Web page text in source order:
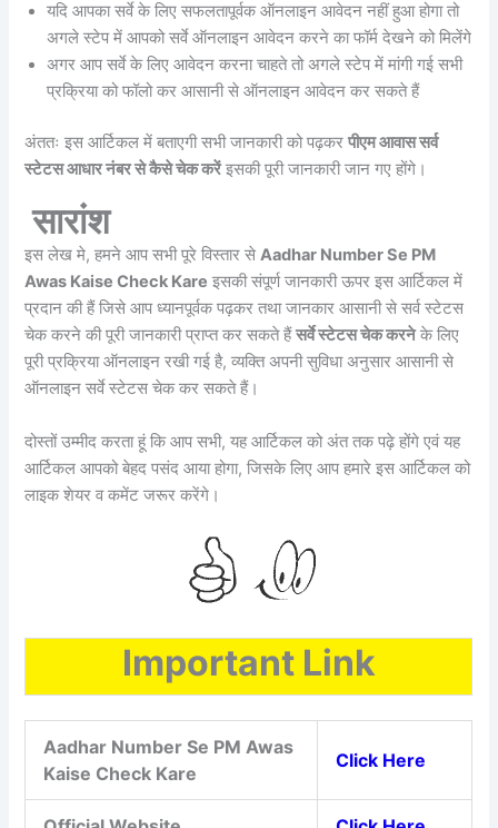
यदि आपका सर्वे के लिए सफलतापूर्वक ऑनलाइन आवेदन नहीं हुआ होगा तो
अगले स्टेप में आपको सर्वे ऑनलाइन आवेदन करने का फॉर्म देखने को मिलेंगे
अगर आप सर्वे के लिए आवेदन करना चाहते तो अगले स्टेप में मांगी गई सभी
प्रक्रिया को फॉलो कर आसानी से ऑनलाइन आवेदन कर सकते हैं
अंततः इस आर्टिकल में बताएगी सभी जानकारी को पढ़करपीएम आवास सर्व
स्टेटस आधार नंबर से कैसे चेक करेंइसकी पूरी जानकारी जान गए होंगे।
सारांश
इस लेख मे, हमने आप सभी पूरे विस्तार सेAadhar Number Se PM
Awas Kaise Check Kare इसकी संपूर्ण जानकारी ऊपर इस आर्टिकल में
प्रदान की हैं जिसे आप ध्यानपूर्वक पढ़कर तथा जानकार आसानी से सर्व स्टेटस
चेक करने की पूरी जानकारी प्राप्त कर सकते हैंसर्वे स्टेटस चेक करनेके लिए
पूरी प्रक्रिया ऑनलाइन रखी गई है, व्यक्ति अपनी सुविधा अनुसार आसानी से
ऑनलाइन सर्वे स्टेटस चेक कर सकते हैं।
दोस्तों उम्मीद करता हूं कि आप सभी, यह आर्टिकल को अंत तक पढ़े होंगे एवं यह
आर्टिकल आपको बेहद पसंद आया होगा, जिसके लिए आप हमारे इस आर्टिकल को
लाइक शेयर व कमेंट जरूर करेंगे।
Important Link
Aadhar Number Se PM Awas
Kaise Check Kare
Click Here